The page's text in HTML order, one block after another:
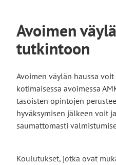
ulkoiselle
sivustolle
Terveys- ja hyvinvointialat
Avoimen väylä: Ensihoitaja
Avoimen väylä:
vie
Avoimen väylä:
monimuotototeutusLinkki
vie
Avoimen väylä:
Avoimen väylä:
SaloLinkki
sivustolle
vie
Avoimen väylä: Sosionomi
Avoimen
tutkintoon
Avoimen väylän haussa
kotimaisessa avoimessa
tasoisten opintojen
hyväksymisen jälkeen voit
saumattomasti
Koulutukset, jotka ovat